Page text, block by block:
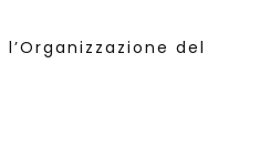
del